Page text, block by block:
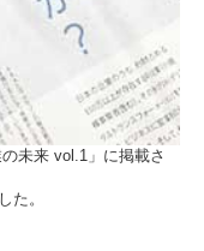
未来 vol.1」に掲載さ
た。